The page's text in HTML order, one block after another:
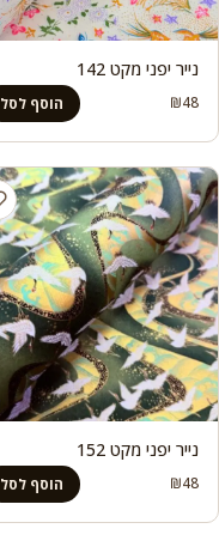
נייר יפני מקט 142
₪48 הוסף לסל
נייר יפני מקט 152
₪48 הוסף לסל